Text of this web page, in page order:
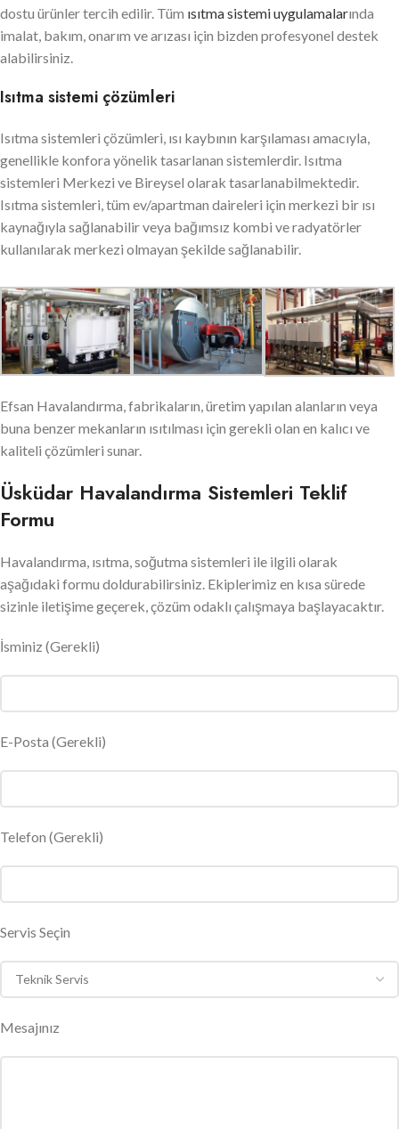
dostu ürünler tercih edilir. Tüm ısıtma sistemi uygulamalarında
imalat, bakım, onarım ve arızası için bizden profesyonel destek
alabilirsiniz.
Isıtma sistemi çözümleri
Isıtma sistemleri çözümleri, ısı kaybının karşılaması amacıyla,
genellikle konfora yönelik tasarlanan sistemlerdir. Isıtma
sistemleri Merkezi ve Bireysel olarak tasarlanabilmektedir.
Isıtma sistemleri, tüm ev/apartman daireleri için merkezi bir ısı
kaynağıyla sağlanabilir veya bağımsız kombi ve radyatörler
kullanılarak merkezi olmayan şekilde sağlanabilir.
Efsan Havalandırma, fabrikaların, üretim yapılan alanların veya
buna benzer mekanların ısıtılması için gerekli olan en kalıcı ve
kaliteli çözümleri sunar.
Üsküdar Havalandırma Sistemleri Teklif
Formu
Havalandırma, ısıtma, soğutma sistemleri ile ilgili olarak
aşağıdaki formu doldurabilirsiniz. Ekiplerimiz en kısa sürede
sizinle iletişime geçerek, çözüm odaklı çalışmaya başlayacaktır.
İsminiz (Gerekli)
E-Posta (Gerekli)
Telefon (Gerekli)
Servis Seçin
Mesajınız